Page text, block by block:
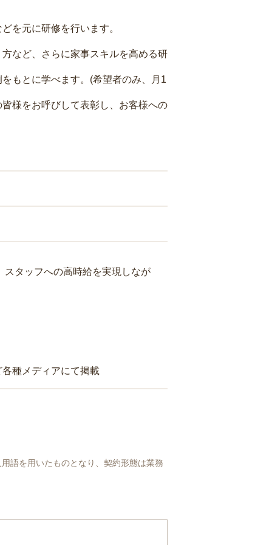
を元に研修を行います。
など、さらに家事スキルを高める研
もとに学べます。(希望者のみ、月1
様をお呼びして表彰し、お客様への
タッフへの高時給を実現しなが
種メディアにて掲載
語を用いたものとなり、契約形態は業務